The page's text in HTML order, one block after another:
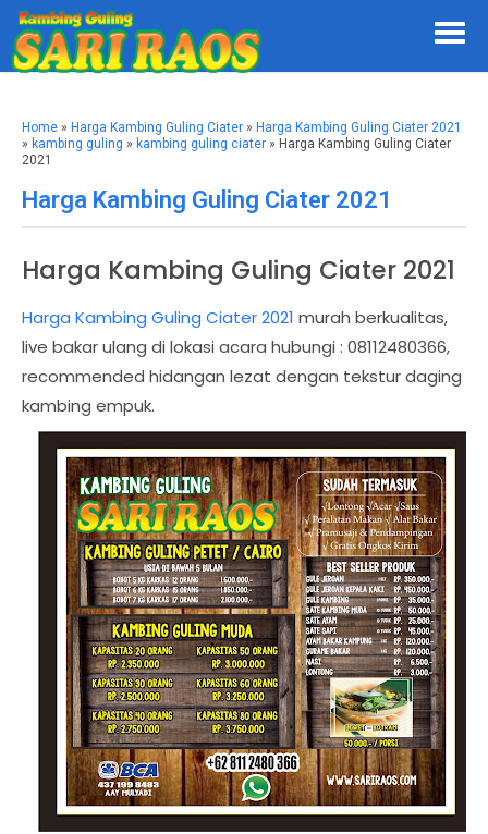
Home » Harga Kambing Guling Ciater » Harga Kambing Guling Ciater 2021
» kambing guling » kambing guling ciater » Harga Kambing Guling Ciater
2021
Harga Kambing Guling Ciater 2021
Harga Kambing Guling Ciater 2021
Harga Kambing Guling Ciater 2021 murah berkualitas,
live bakar ulang di lokasi acara hubungi : 08112480366,
recommended hidangan lezat dengan tekstur daging
kambing empuk.